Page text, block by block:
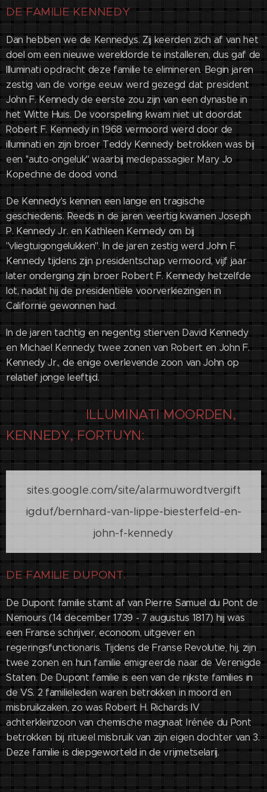
DE FAMILIE KENNEDY
Dan hebben we de Kennedy,s. Zij keerden zich af van het
doel om een nieuwe wereldorde te installeren, dus gaf de
Illuminati opdracht deze familie te elimineren. Begin jaren
zestig van de vorige eeuw werd gezegd dat president
John F. Kennedy de eerste zou zijn van een dynastie in
het Witte Huis. De voorspelling kwam niet uit doordat
Robert F. Kennedy in 1968 vermoord werd door de
illuminati en zijn broer Teddy Kennedy betrokken was bij
een ''auto-ongeluk'' waarbij medepassagier Mary Jo
Kopechne de dood vond.
De Kennedy's kennen een lange en tragische
geschiedenis. Reeds in de jaren veertig kwamen Joseph
P. Kennedy Jr. en Kathleen Kennedy om bij
''vliegtuigongelukken''. In de jaren zestig werd John F.
Kennedy tijdens zijn presidentschap vermoord, vijf jaar
later onderging zijn broer Robert F. Kennedy hetzelfde
lot, nadat hij de presidentiële voorverkiezingen in
Californië gewonnen had.
In de jaren tachtig en negentig stierven David Kennedy
en Michael Kennedy, twee zonen van Robert en John F.
Kennedy Jr., de enige overlevende zoon van John op
relatief jonge leeftijd.
ILLUMINATI MOORDEN,
KENNEDY, FORTUYN:
sites.google.com/site/alarmuwordtvergift
igduf/bernhard-van-lippe-biesterfeld-en-
john-f-kennedy
DE FAMILIE DUPONT.
De Dupont familie stamt af van Pierre Samuel du Pont de
Nemours (14 december 1739 - 7 augustus 1817) hij was
een Franse schrijver, econoom, uitgever en
regeringsfunctionaris. Tijdens de Franse Revolutie, hij, zijn
twee zonen en hun familie emigreerde naar de Verenigde
Staten. De Dupont familie is een van de rijkste families in
de VS. 2 familieleden waren betrokken in moord en
misbruikzaken, zo was Robert H. Richards IV
achterkleinzoon van chemische magnaat Irénée du Pont
betrokken bij ritueel misbruik van zijn eigen dochter van 3.
Deze familie is diepgeworteld in de vrijmetselarij.